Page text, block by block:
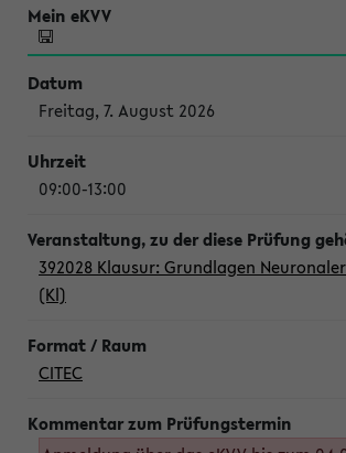
Freitag, 7. August 2026
09:00-13:00
392028 Klausur: Grundlagen
(Kl)
CITEC